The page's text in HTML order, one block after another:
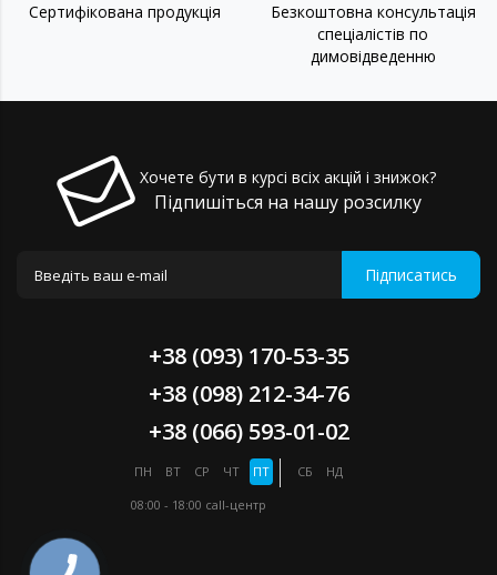
Сертифікована продукція
Безкоштовна консультація
спеціалістів по
димовідведенню
Хочете бути в курсі всіх акцій і знижок?
Підпишіться на нашу розсилку
Підписатись
+38 (093) 170-53-35
+38 (098) 212-34-76
+38 (066) 593-01-02
ПН ВТ СР ЧТ ПТ СБ
НД
08:00 - 18:00 call-центр